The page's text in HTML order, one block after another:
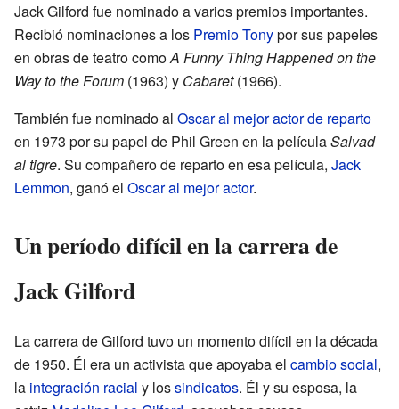
Jack Gilford fue nominado a varios premios importantes.
Recibió nominaciones a los Premio Tonypor sus papeles
en obras de teatro comoA Funny Thing Happened on the
Way to the Forum (1963) y Cabaret(1966).
También fue nominado al Oscar al mejor actor de reparto
en 1973 por su papel de Phil Green en la películaSalvad
al tigre. Su compañero de reparto en esa película, Jack
Lemmon, ganó el Oscar al mejor actor.
Un período difícil en la carrera de
Jack Gilford
La carrera de Gilford tuvo un momento difícil en la década
de 1950. Él era un activista que apoyaba el cambio social,
la integración racial y lossindicatos. Él y su esposa, la